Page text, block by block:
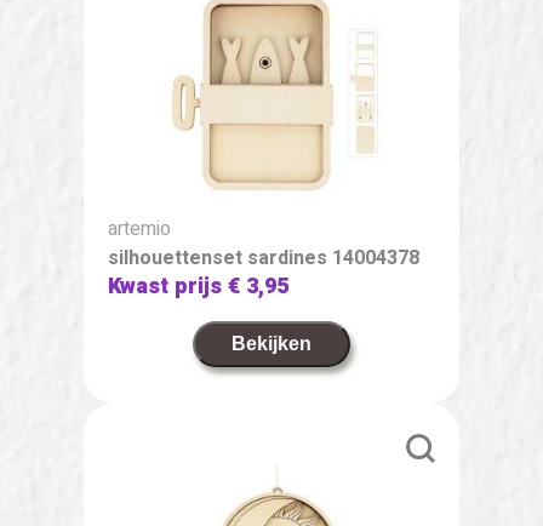
artemio
silhouettenset sardines 14004378
Kwast prijs€ 3,95
Bekijken